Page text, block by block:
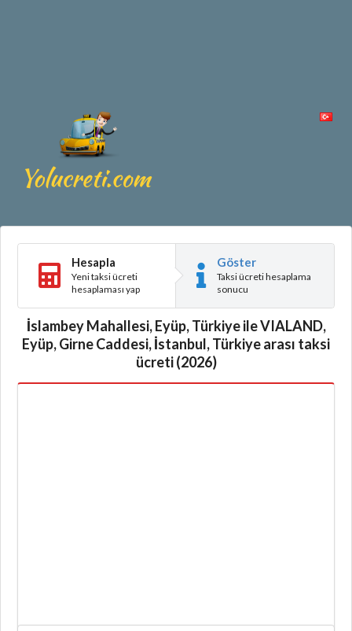
Hesapla
Yeni taksi ücreti
hesaplaması yap
Göster
Taksi ücreti hesaplama
sonucu
İslambey Mahallesi, Eyüp, Türkiye ile VIALAND,
Eyüp, Girne Caddesi, İstanbul, Türkiye arası taksi
ücreti (2026)